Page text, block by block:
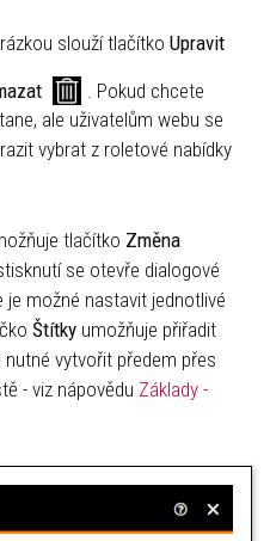
slouží tlačítko Upravit
. Pokud chcete
ale uživatelům webu se
vybrat z roletové nabídky
tlačítko Změna
se otevře dialogové
je možné nastavit jednotlivé
Štítky umožňuje přiřadit
vytvořit předem přes
- viz nápovědu Základy -